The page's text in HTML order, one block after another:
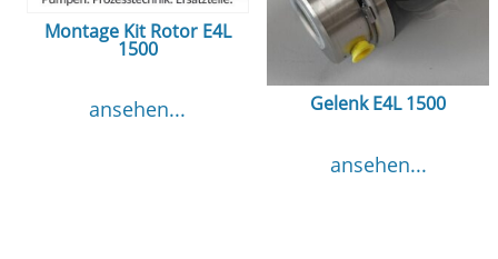
Montage Kit Rotor E4L
1500
ansehen... Gelenk E4L 1500
ansehen...